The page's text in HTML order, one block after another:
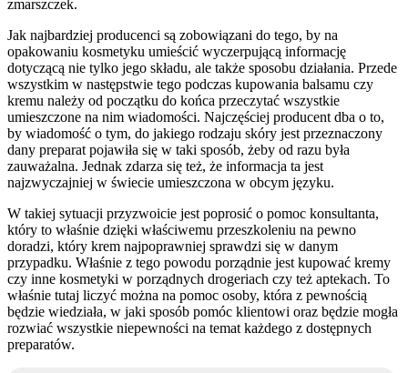
zmarszczek.
Jak najbardziej producenci są zobowiązani do tego, by na
opakowaniu kosmetyku umieścić wyczerpującą informację
dotyczącą nie tylko jego składu, ale także sposobu działania. Przede
wszystkim w następstwie tego podczas kupowania balsamu czy
kremu należy od początku do końca przeczytać wszystkie
umieszczone na nim wiadomości. Najczęściej producent dba o to,
by wiadomość o tym, do jakiego rodzaju skóry jest przeznaczony
dany preparat pojawiła się w taki sposób, żeby od razu była
zauważalna. Jednak zdarza się też, że informacja ta jest
najzwyczajniej w świecie umieszczona w obcym języku.
W takiej sytuacji przyzwoicie jest poprosić o pomoc konsultanta,
który to właśnie dzięki właściwemu przeszkoleniu na pewno
doradzi, który krem najpoprawniej sprawdzi się w danym
przypadku. Właśnie z tego powodu porządnie jest kupować kremy
czy inne kosmetyki w porządnych drogeriach czy też aptekach. To
właśnie tutaj liczyć można na pomoc osoby, która z pewnością
będzie wiedziała, w jaki sposób pomóc klientowi oraz będzie mogła
rozwiać wszystkie niepewności na temat każdego z dostępnych
preparatów.